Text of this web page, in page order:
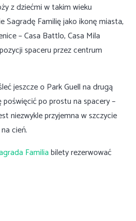
z dziećmi w takim wieku
Sagradę Familię jako ikonę miasta,
– Casa Battlo, Casa Mila
spaceru przez centrum
jeszcze o Park Guell na drugą
poświęcić po prostu na spacery –
niezwykle przyjemna w szczycie
cień.
Familiabilety rezerwować